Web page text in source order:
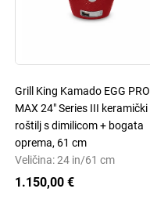
Grill King Kamado EGG PRO
MAX 24" Series III keramički
roštilj s dimilicom + bogata
oprema, 61 cm
Veličina: 24 in/61 cm
1.150,00 €